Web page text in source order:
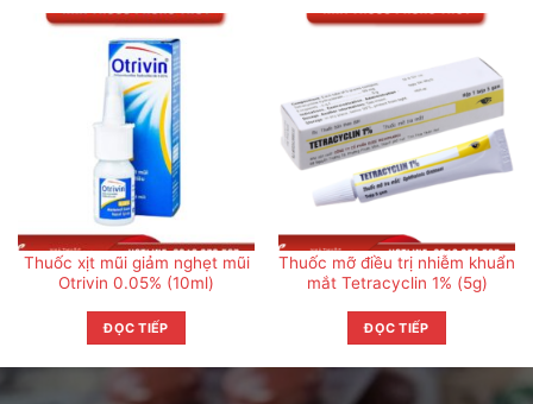
Thuốc xịt mũi giảm nghẹt mũi
Otrivin 0.05% (10ml)
ĐỌC TIẾP
Thuốc mỡ điều trị nhiễm khuẩn
mắt Tetracyclin 1% (5g)
ĐỌC TIẾP